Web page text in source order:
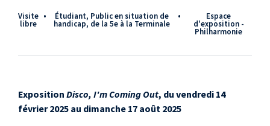
Visite
libre
• étudiant, Public en situation de
handicap, de la 5e à la Terminale
• Espace
d'exposition -
Philharmonie
Exposition Disco, I'm Coming Out, du vendredi 14
février 2025 au dimanche 17 août 2025